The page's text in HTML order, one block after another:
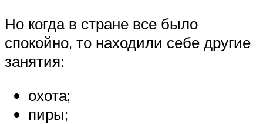
Но когда в стране все было
спокойно, то находили себе другие
занятия:
охота;
пиры;